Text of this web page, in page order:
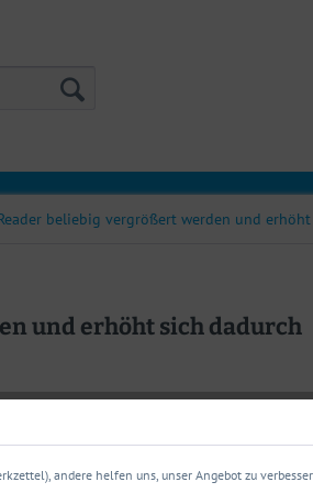
beliebig vergrößert werden und
und erhöht sich dadurch
andere helfen uns, unser Angebot zu